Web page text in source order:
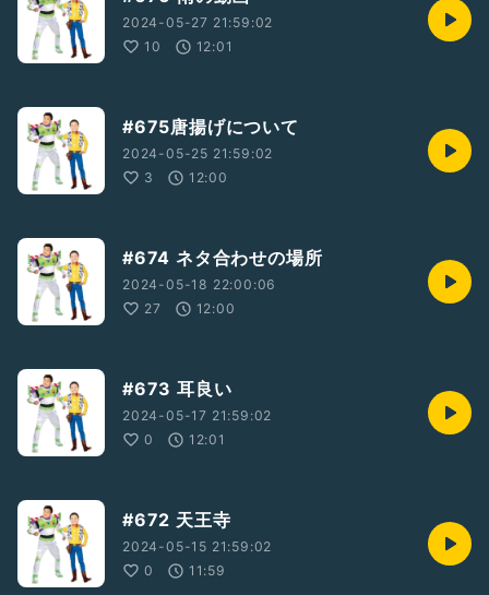
2024-05-27 21:59:02
10
12:01
#675唐揚げについて
2024-05-25 21:59:02
3
12:00
#674 ネタ合わせの場所
2024-05-18 22:00:06
27
12:00
#673 耳良い
2024-05-17 21:59:02
0
12:01
#672 天王寺
2024-05-15 21:59:02
0
11:59